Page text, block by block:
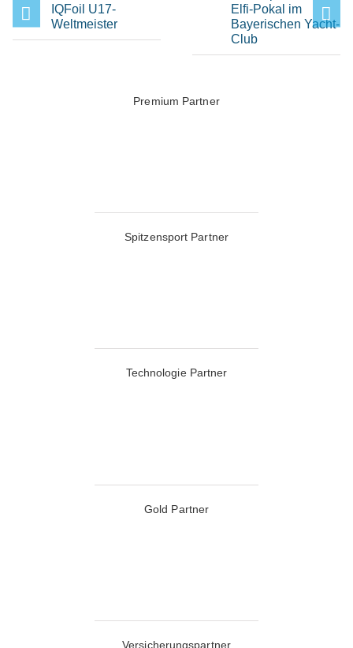
IQFoil U17-
Weltmeister
Elfi-Pokal im
Bayerischen Yacht-
Club
Premium Partner
Spitzensport Partner
Technologie Partner
Gold Partner
Versicherungspartner